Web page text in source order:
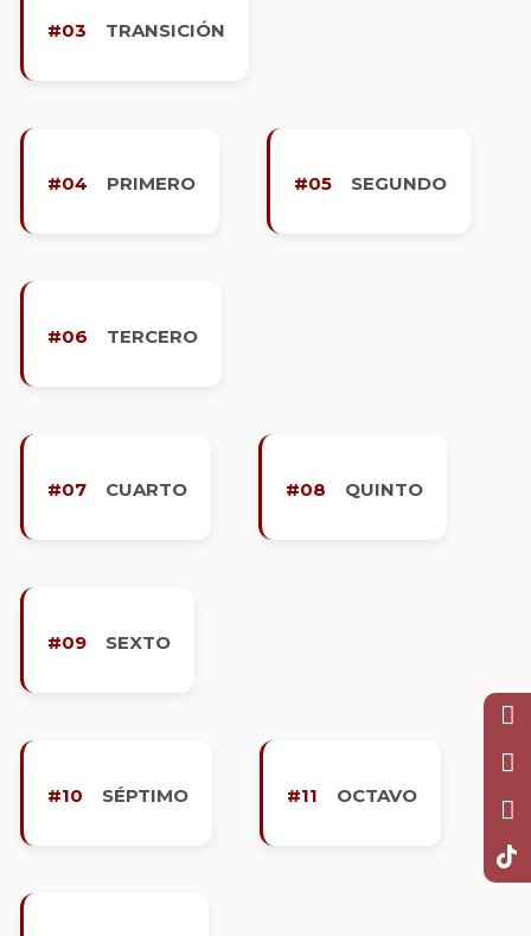
#03 TRANSICIÓN
#04 PRIMERO #05 SEGUNDO
#06 TERCERO
#07 CUARTO #08 QUINTO
#09 SEXTO
#10 SÉPTIMO #11 OCTAVO